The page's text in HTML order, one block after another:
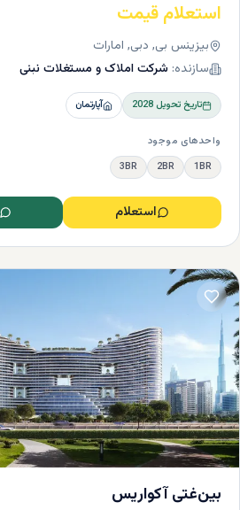
و
یک
و
از
که
استعلام قیمت
بیزینس بی, دبی, امارات
سازنده: شرکت املاک و مستغلات نبنی
تاریخ تحویل2028 آپارتمان
واحدهای موجود
1BR
2BR
3BR
استعلام
بین‌غتی آکواریس